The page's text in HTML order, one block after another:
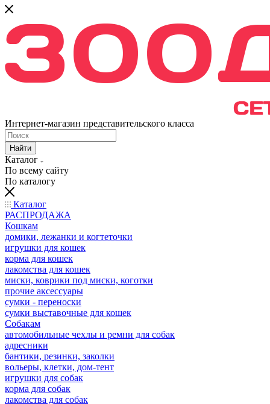
Интернет-магазин представительского класса
Найти
Каталог
По всему сайту
По каталогу
Каталог
РАСПРОДАЖА
Кошкам
домики, лежанки и когтеточки
игрушки для кошек
корма для кошек
лакомства для кошек
миски, коврики под миски, коготки
прочие аксессуары
сумки - переноски
сумки выставочные для кошек
Собакам
автомобильные чехлы и ремни для собак
адресники
бантики, резинки, заколки
вольеры, клетки, дом-тент
игрушки для собак
корма для собак
лакомства для собак